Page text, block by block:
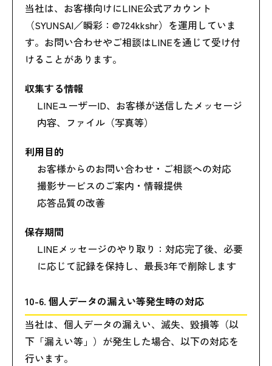
当社は、お客様向けにLINE公式アカウント
（SYUNSAI／瞬彩：@724kkshr）を運用していま
す。お問い合わせやご相談はLINEを通じて受け付
けることがあります。
収集する情報
LINEユーザーID、お客様が送信したメッセージ
内容、ファイル（写真等）
利用目的
お客様からのお問い合わせ・ご相談への対応
撮影サービスのご案内・情報提供
応答品質の改善
保存期間
LINEメッセージのやり取り：対応完了後、必要
に応じて記録を保持し、最長3年で削除します
10-6. 個人データの漏えい等発生時の対応
当社は、個人データの漏えい、滅失、毀損等（以
下「漏えい等」）が発生した場合、以下の対応を
行います。